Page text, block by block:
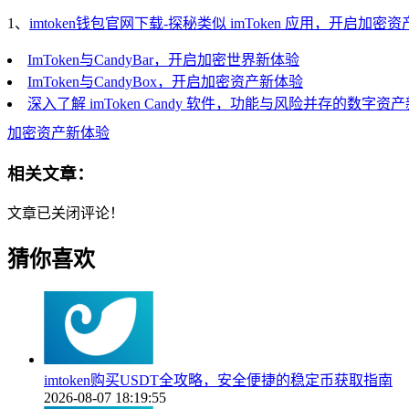
1、 imtoken钱包官网下载-探秘类似 imToken 应用，开启加密资
ImToken与CandyBar，开启加密世界新体验
ImToken与CandyBox，开启加密资产新体验
深入了解 imToken Candy 软件，功能与风险并存的数字资产
加密资产新体验
相关文章：
文章已关闭评论！
猜你喜欢
imtoken购买USDT全攻略，安全便捷的稳定币获取指南
2026-08-07 18:19:55